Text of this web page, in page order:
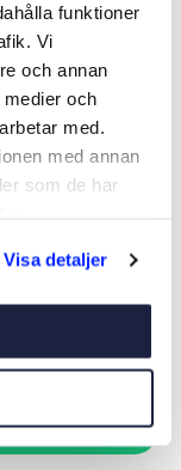
funktioner
Vi
och annan
och
med.
med annan
som de har
Visa detaljer
Köp